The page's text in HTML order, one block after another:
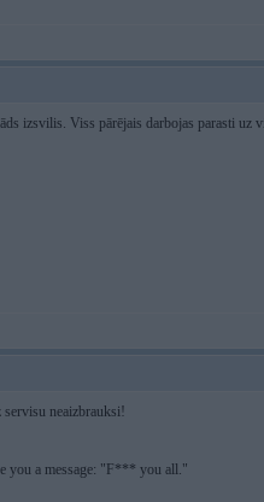
izsvilis. Viss pārējais darbojas parasti uz
neaizbrauksi!
you a message: "F*** you all."